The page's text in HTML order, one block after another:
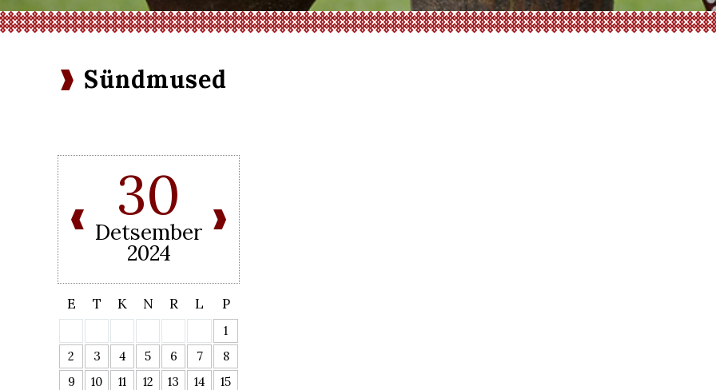
Sündmused
30
Detsember
2024
E T K N R L P
1
2
3 4 5 6 7
8
9
10 11 12 13 14
15